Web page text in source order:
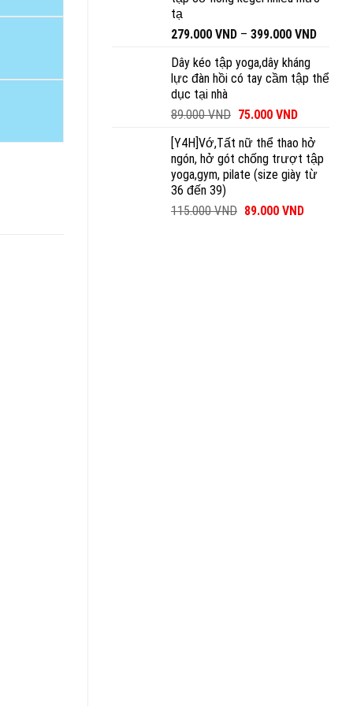
tạ
279.000 VND – 399.000 VND
Dây kéo tập yoga,dây kháng
lực đàn hồi có tay cầm tập thể
dục tại nhà
89.000VND 75.000 VND
[Y4H]Vớ,Tất nữ thể thao hở
ngón, hở gót chống trượt tập
yoga,gym, pilate (size giày từ
36 đến 39)
115.000VND 89.000 VND